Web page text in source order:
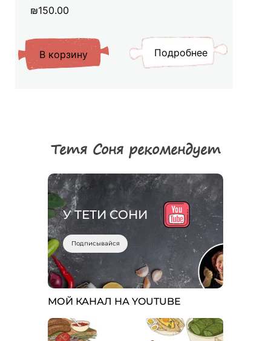
₪150.00
В корзину Подробнее
Тетя Соня рекомендует
У ТЕТИ СОНИ
Подписывайся
МОЙ КАНАЛ НА YOUTUBE